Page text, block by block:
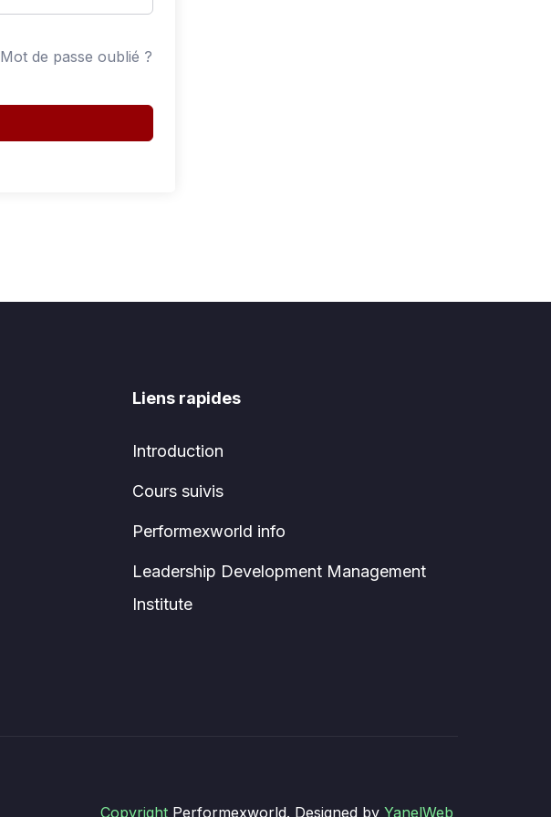
Mot de passe oublié ?
Liens rapides
Introduction
Cours suivis
Performexworld info
Leadership Development Management
Institute
Copyright Performexworld. Designed by YanelWeb